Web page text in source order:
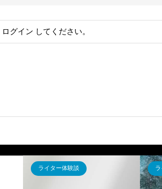
ログイン してください。
ライターブログ